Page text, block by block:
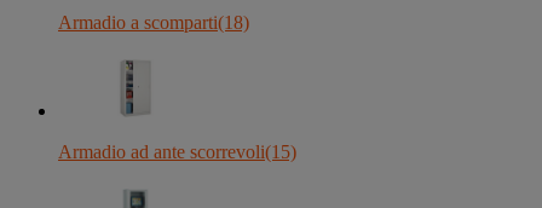
Armadio a scomparti(18)
Armadio ad ante scorrevoli(15)